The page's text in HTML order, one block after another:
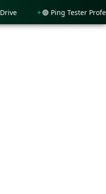
🟢 Ping Tester